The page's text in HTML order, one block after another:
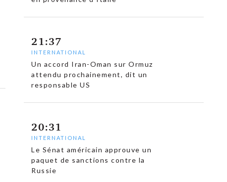
21:37
INTERNATIONAL
Un accord Iran-Oman sur Ormuz
attendu prochainement, dit un
responsable US
20:31
INTERNATIONAL
Le Sénat américain approuve un
paquet de sanctions contre la
Russie